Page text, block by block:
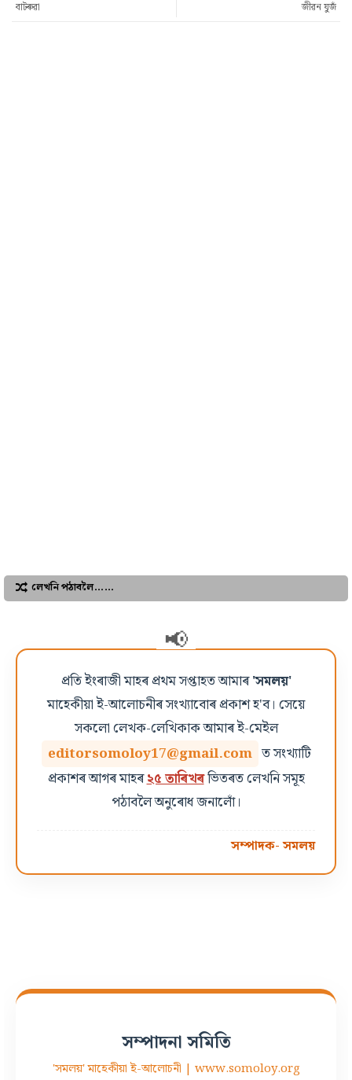
জীৱন যুজঁ
বাটৰুৱা
লেখনি পঠাবলৈ……
প্ৰতি ইংৰাজী মাহৰ প্ৰথম সপ্তাহত আমাৰ'সমলয়'
মাহেকীয়া ই-আলোচনীৰ সংখ্যাবোৰ প্ৰকাশ হ'ব। সেয়ে
সকলো লেখক-লেখিকাক আমাৰ ই-মেইল
editorsomoloy17@gmail.com ত সংখ্যাটি
প্ৰকাশৰ আগৰ মাহৰ২৫ তাৰিখৰভিতৰত লেখনি সমূহ
পঠাবলৈ অনুৰোধ জনালোঁ।
সম্পাদক- সমলয়
সম্পাদনা সমিতি
'সমলয়' মাহেকীয়া ই-আলোচনী | www.somoloy.org